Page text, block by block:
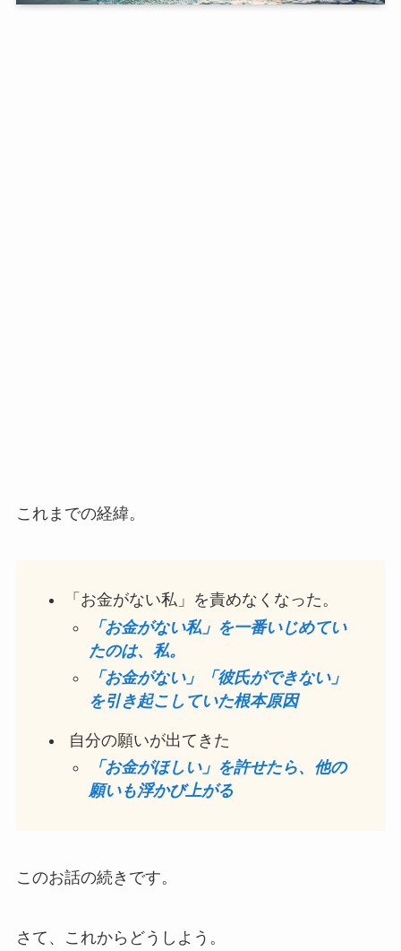
これまでの経緯。
「お金がない私」を責めなくなった。
「お金がない私」を一番いじめてい
たのは、私。
「お金がない」「彼氏ができない」
を引き起こしていた根本原因
自分の願いが出てきた
「お金がほしい」を許せたら、他の
願いも浮かび上がる
このお話の続きです。
さて、これからどうしよう。